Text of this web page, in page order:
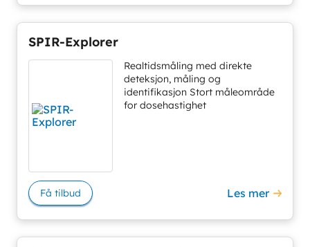
SPIR-Explorer
Realtidsmåling med direkte
deteksjon, måling og
identifikasjon Stort måleområde
for dosehastighet
Få tilbud Les mer